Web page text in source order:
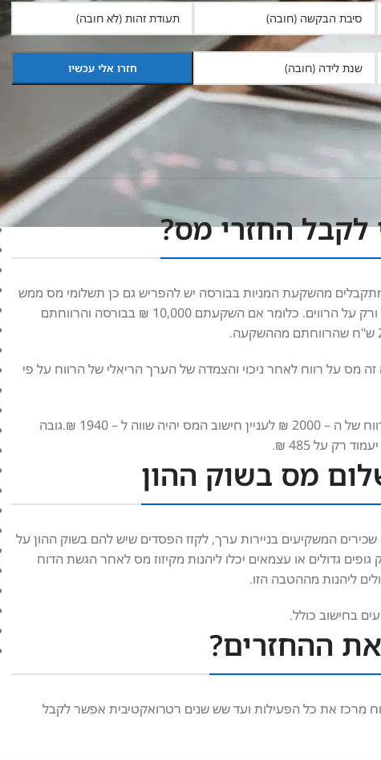
לקבל החזרי מס?
המתקבלים מהשקעת המניות בבורסה יש להפריש גם כן תשלומי מס ממש
כמו מכל הכנסה אחרת. אך חשוב לזכור שהמס אמור להיות משולם אך ורק על הרווים. כלומר אם השקעתם 10,000 ₪ בבורסה והרווחתם
מס על רווח לאחר ניכוי והצמדה של הערך הריאלי של הרווח על פי
כך שאם המדד לצרכנים עלה בתקופת הרווח בשלושה אחוזים הרי שהרווח של ה – 2000 ₪ לעניין חישוב המס יהיה שווה ל – 1940 ₪.גובה
מס בשוק ההון
מאפשר לאנשים שכירים המשקיעים בניירות ערך, לקזז הפסדים שיש להם בשוק ההון על
שלהם. עד להסדר הזה שהתקבל ב 2012, הרי שרק גופים גדולים או עצמאים יכלו ליהנות מקיזוז מס לאחר הגשת הדוח
ליהנות מההטבה הזו.
בחישוב כולל.
ההחזרים?
מרכז את כל הפעילות ועד שש שנים רטרואקטיבית אפשר לקבל